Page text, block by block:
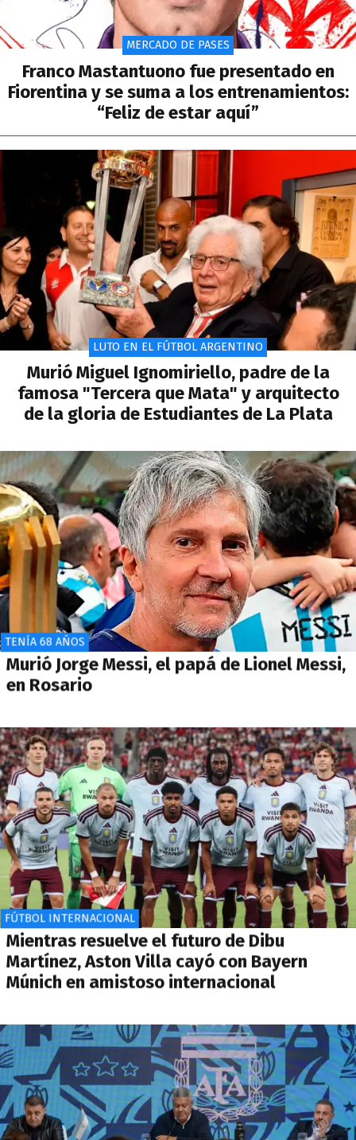
MERCADO DE PASES
Franco Mastantuono fue presentado en
Fiorentina y se suma a los entrenamientos:
“Feliz de estar aquí”
LUTO EN EL FÚTBOL ARGENTINO
Murió Miguel Ignomiriello, padre de la
famosa "Tercera que Mata" y arquitecto
de la gloria de Estudiantes de La Plata
TENÍA 68 AÑOS
Murió Jorge Messi, el papá de Lionel Messi,
en Rosario
FÚTBOL INTERNACIONAL
Mientras resuelve el futuro de Dibu
Martínez, Aston Villa cayó con Bayern
Múnich en amistoso internacional